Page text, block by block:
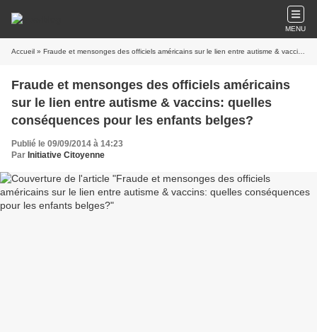
MENU
Accueil » Fraude et mensonges des officiels américains sur le lien entre autisme & vaccins: quelles conséquences pour les enfants belges?
Fraude et mensonges des officiels américains
sur le lien entre autisme & vaccins: quelles
conséquences pour les enfants belges?
Publié le 09/09/2014 à 14:23
Par Initiative Citoyenne